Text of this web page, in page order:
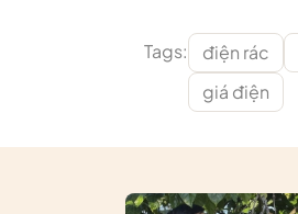
Tags: điện rác
giá điện